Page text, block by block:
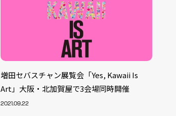
増田セバスチャン展覧会「Yes, Kawaii Is
Art」大阪・北加賀屋で3会場同時開催
2021.09.22